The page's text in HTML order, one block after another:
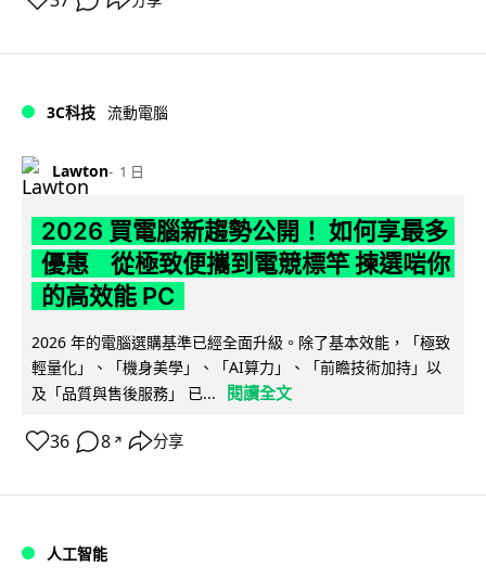
3C科技 流動電腦
Lawton 1 日
2026 買電腦新趨勢公開！ 如何享最多
優惠 從極致便攜到電競標竿 揀選啱你
的高效能 PC
2026 年的電腦選購基準已經全面升級。除了基本效能，「極致
輕量化」、「機身美學」、「AI算力」、「前瞻技術加持」以
及「品質與售後服務」 已...
閱讀全文
36 8 ↗ 分享
人工智能